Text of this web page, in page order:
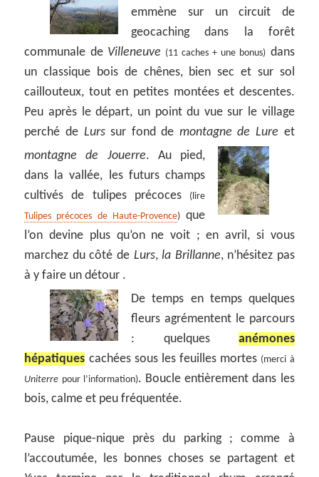
emmène sur un circuit de
geocaching dans la forêt
communale de Villeneuve (11 caches + une bonus) dans
un classique bois de chênes, bien sec et sur sol
caillouteux, tout en petites montées et descentes.
Peu après le départ, un point du vue sur le village
perché de Lurssur fond de montagne de Lure et
montagne de Jouerre. Au pied,
dans la vallée, les futurs champs
cultivés de tulipes précoces
(lire
Tulipes précoces de Haute-Provence)que
l’on devine plus qu’on ne voit ; en avril, si vous
marchez du côté de Lurs,la Brillanne, n’hésitez pas
à y faire un détour .
De temps en temps quelques
fleurs agrémentent le parcours
: quelques anémones
hépatiques cachées sous les feuilles mortes (merci à
Uniterre pour l’information). Boucle entièrement dans les
bois, calme et peu fréquentée.
Pause pique-nique près du parking ; comme à
l’accoutumée, les bonnes choses se partagent et